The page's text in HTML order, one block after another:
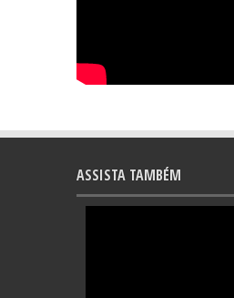
ASSISTA TAMBÉM